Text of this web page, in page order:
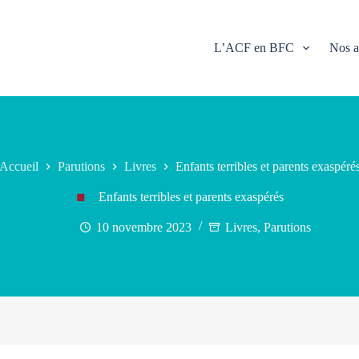
L’ACF en BFC Nos
Accueil Parutions Livres Enfants terribles et parents
Enfants terribles et parents exaspérés
10 novembre 2023 Livres, Parutions